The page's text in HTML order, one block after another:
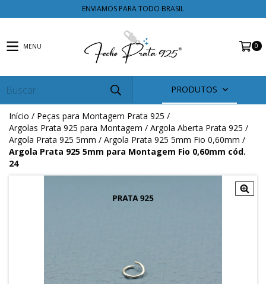
ENVIAMOS PARA TODO BRASIL
MENU 0
PRODUTOS
Início / Peças para Montagem Prata 925 /
Argolas Prata 925 para Montagem / Argola Aberta Prata 925 /
Argola Prata 925 5mm / Argola Prata 925 5mm Fio 0,60mm /
Argola Prata 925 5mm para Montagem Fio 0,60mm cód.
24